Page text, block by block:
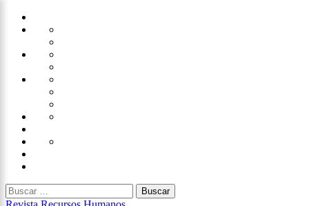
Saltar
Administración
Capacitación
Desarrollo
Gestión
Laborales
Selección
Buscar: